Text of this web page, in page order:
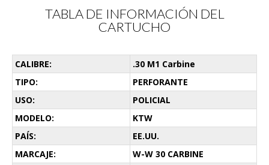
TABLA DE INFORMACIÓN DEL
CARTUCHO
CALIBRE:
.30 M1 Carbine
TIPO:
PERFORANTE
USO:
POLICIAL
MODELO:
KTW
PAÍS:
EE.UU.
MARCAJE:
W-W 30 CARBINE